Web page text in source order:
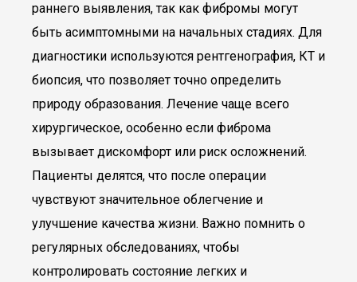
раннего выявления, так как фибромы могут
быть асимптомными на начальных стадиях. Для
диагностики используются рентгенография, КТ и
биопсия, что позволяет точно определить
природу образования. Лечение чаще всего
хирургическое, особенно если фиброма
вызывает дискомфорт или риск осложнений.
Пациенты делятся, что после операции
чувствуют значительное облегчение и
улучшение качества жизни. Важно помнить о
регулярных обследованиях, чтобы
контролировать состояние легких и